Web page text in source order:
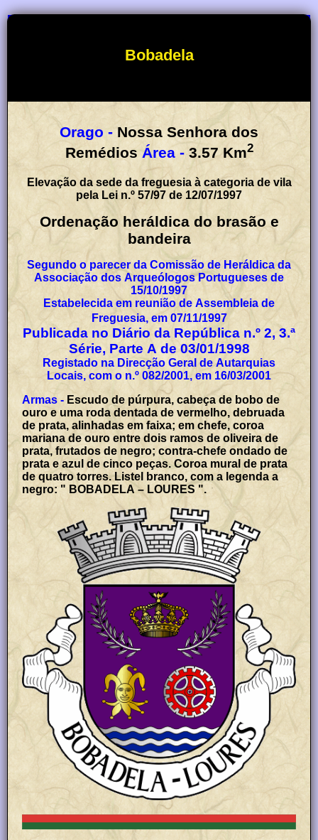
Bobadela
Orago - Nossa Senhora dos
Remédios Área - 3.57 Km2
Elevação da sede da freguesia à categoria de vila
pela Lei n.º 57/97 de 12/07/1997
Ordenação heráldica do brasão e
bandeira
Segundo o parecer da Comissão de Heráldica da
Associação dos Arqueólogos Portugueses de
15/10/1997
Estabelecida em reunião de Assembleia de
Freguesia, em 07/11/1997
Publicada no Diário da República n.º 2, 3.ª
Série, Parte A de 03/01/1998
Registado na Direcção Geral de Autarquias
Locais, com o n.º 082/2001, em 16/03/2001
Armas - Escudo de púrpura, cabeça de bobo de
ouro e uma roda dentada de vermelho, debruada
de prata, alinhadas em faixa; em chefe, coroa
mariana de ouro entre dois ramos de oliveira de
prata, frutados de negro; contra-chefe ondado de
prata e azul de cinco peças. Coroa mural de prata
de quatro torres. Listel branco, com a legenda a
negro: " BOBADELA – LOURES ".